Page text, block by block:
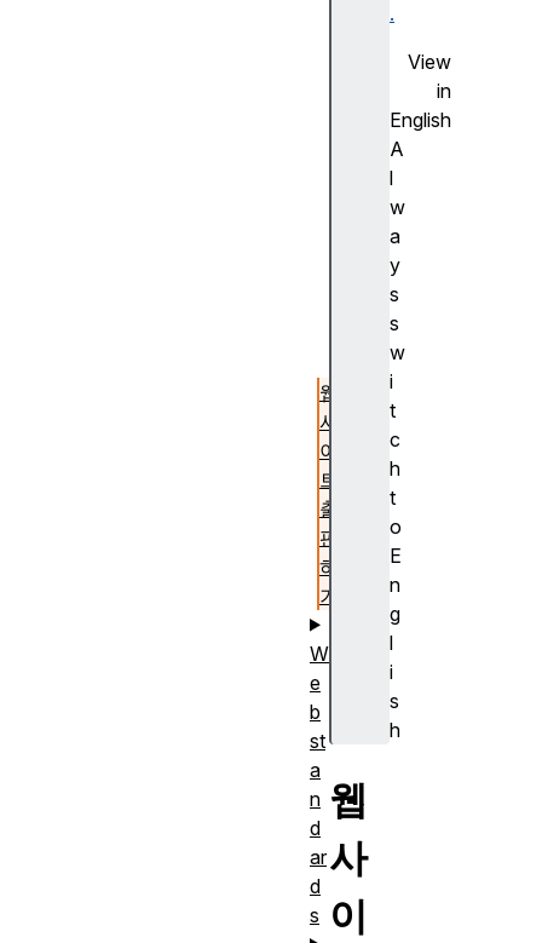
.
View
in
English
A
l
w
a
y
s
s
w
i
t
c
h
t
o
E
n
g
l
i
s
h
웹
사
이
웹
사
이
트
출
판
하
기
W
e
b
st
a
n
d
ar
d
s